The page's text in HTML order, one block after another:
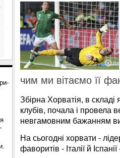
чим ми вітаємо її
Збірна Хорватія, в складі
клубів, почала і провела
невгамовним бажанням
На сьогодні хорвати -
фаворитів - Італії й